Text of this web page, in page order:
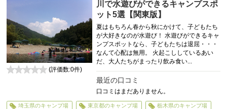
川で水遊びができるキャンプスポ
ット5選【関東版】
夏はもちろん春から秋にかけて、子どもたち
が大好きなのが水遊び！ 水遊びができるキャ
ンプスポットなら、子どもたちは退屈・・・
なんて心配は無用。 火起こししているあい
だ、大人たちがまったり飲み食い...
最近の口コミ
口コミはまだありません。
(評価数:0件)
埼玉県のキャンプ場 東京都のキャンプ場 栃木県のキャンプ場